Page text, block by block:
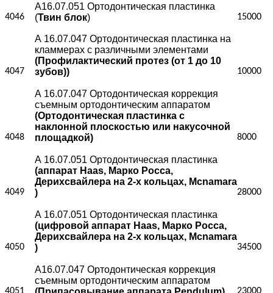
4046
А16.07.051 Ортодонтическая пластинка
(Твин блок) 15000
4047
А 16.07.047 Ортодонтическая пластинка на
кламмерах с различными элементами
(Профилактический протез (от 1 до 10
зубов))
10000
4048
А 16.07.047 Ортодонтическая коррекция
съемным ортодонтическим аппаратом
(Ортодонтическая пластинка с
наклонной плоскостью или накусочной
площадкой)
8000
4049
А 16.07.051 Ортодонтическая пластинка
(аппарат Haas, Марко Росса,
Дерихсвайлера на 2-х кольцах, Mcnamara
)
28000
4050
А 16.07.051 Ортодонтическая пластинка
(цифровой аппарат Haas, Марко Росса,
Дерихсвайлера на 2-х кольцах, Mcnamara
)
34500
4051
А16.07.047 Ортодонтическая коррекция
съемным ортодонтическим аппаратом
23000